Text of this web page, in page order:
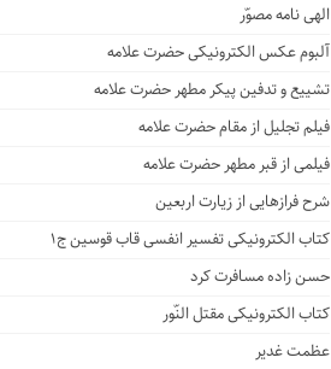
الهی نامه مصوّر
آلبوم عکس الکترونیکی حضرت علامه
تشییع و تدفین پیکر مطهر حضرت علامه
فیلم تجلیل از مقام حضرت علامه
فیلمی از قبر مطهر حضرت علامه
شرح فرازهایی از زیارت اربعین
کتاب الکترونیکی تفسیر انفسی قاب قوسین ج۱
حسن زاده مسافرت کرد
کتاب الکترونیکی مقتل النّور
عظمت غدیر